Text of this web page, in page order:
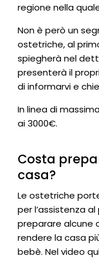
regione nella
Non è però un
ostetriche, al
spiegherà nel
presenterà il
di informarvi e
In linea di
ai 3000€.
Costa
casa?
Le ostetriche
per l’assistenza
preparare alcune
rendere la casa
bebè. Nel video